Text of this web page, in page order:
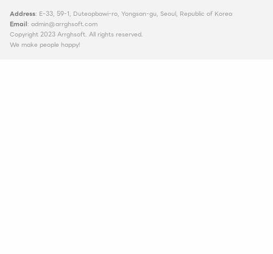
Address: E-33, 59-1, Duteopbawi-ro, Yongsan-gu, Seoul, Republic of Korea
Email: admin@arrghsoft.com
Copyright 2023 Arrghsoft. All rights reserved.
We make people happy!